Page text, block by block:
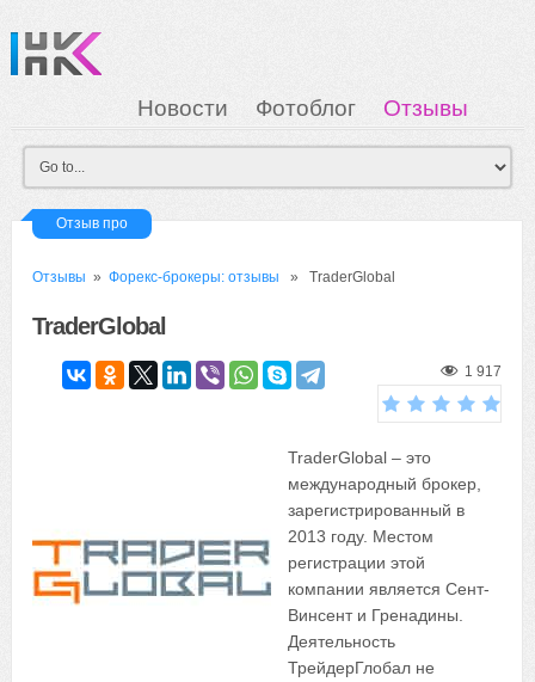
Новости Фотоблог
Отзывы
Загрузка
Мои Картинки Вход
Отзыв про
Отзывы »Форекс-брокеры: отзывы » TraderGlobal
TraderGlobal
1 917
TraderGlobal – это
международный брокер,
зарегистрированный в
2013 году. Местом
регистрации этой
компании является Сент-
Винсент и Гренадины.
Деятельность
ТрейдерГлобал не